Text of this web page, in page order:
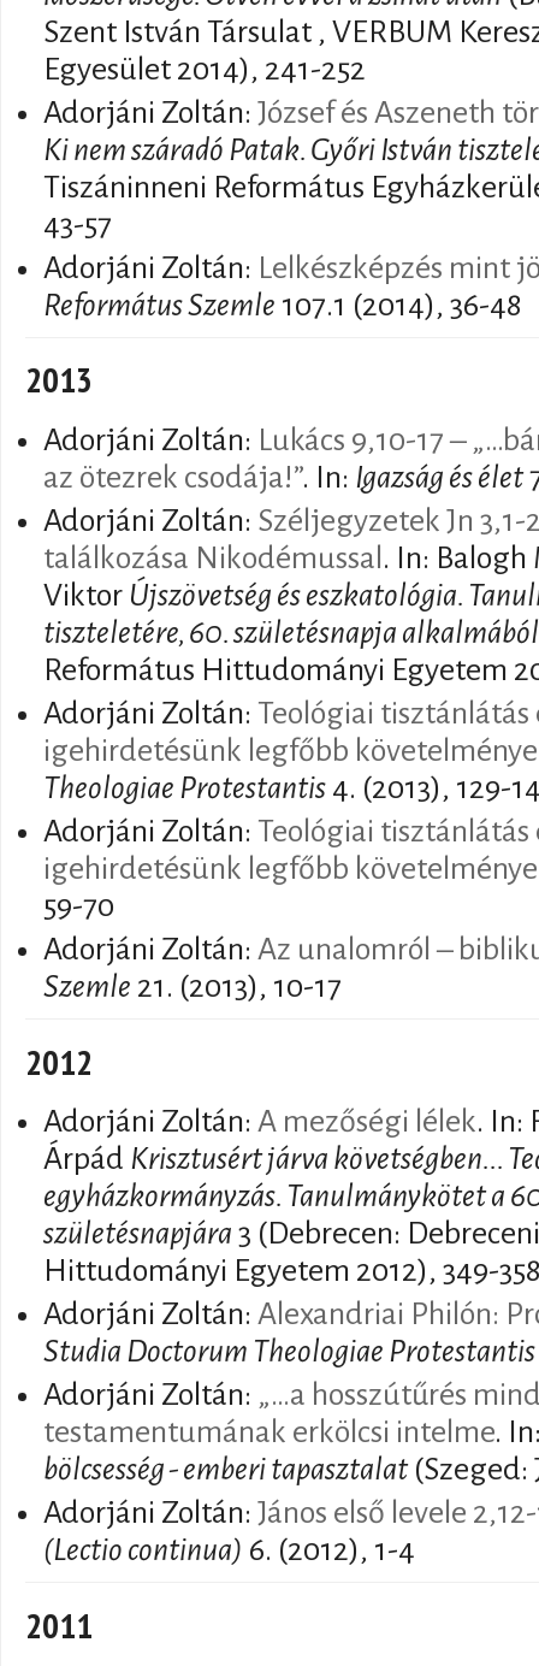
Szent István Társulat , VERBUM
Egyesület 2014), 241-252
Adorjáni Zoltán: József és Aszeneth
Ki nem száradó Patak. Győri István
Tiszáninneni Református
43-57
Adorjáni Zoltán: Lelkészképzés mint
Református Szemle 107.1 (2014), 36-48
2013
Adorjáni Zoltán: Lukács 9,10-17 –
az ötezrek csodája!”. In: Igazság és élet
Adorjáni Zoltán: Széljegyzetek Jn 3,1-
találkozása Nikodémussal . In:
Viktor Újszövetség és eszkatológia.
tiszteletére, 60. születésnapja alkalmából
Református Hittudományi Egyetem
Adorjáni Zoltán: Teológiai
igehirdetésünk legfőbb követelménye
Theologiae Protestantis 4. (2013), 129-
Adorjáni Zoltán: Teológiai
igehirdetésünk legfőbb követelménye
59-70
Adorjáni Zoltán: Az unalomról –
Szemle 21. (2013), 10-17
2012
Adorjáni Zoltán: A mezőségi lélek. In:
Árpád Krisztusért járva követségben...
egyházkormányzás. Tanulmánykötet a
születésnapjára 3 (Debrecen:
Hittudományi Egyetem 2012), 349-
Adorjáni Zoltán: Alexandriai Philón:
Studia Doctorum Theologiae Protestantis
Adorjáni Zoltán: „…a hosszútűrés
testamentumának erkölcsi intelme.
bölcsesség - emberi tapasztalat(Szeged:
Adorjáni Zoltán: János első levele
(Lectio continua) 6. (2012), 1-4
2011